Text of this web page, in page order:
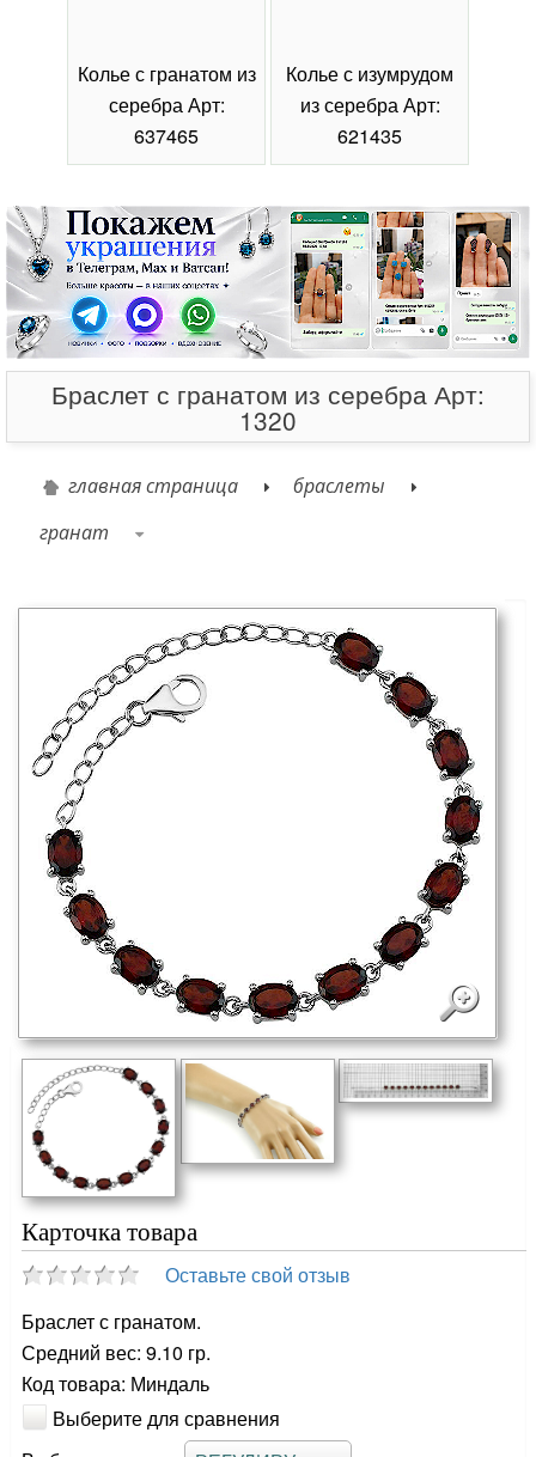
Колье с гранатом из
серебра Арт:
637465
Колье с изумрудом
из серебра Арт:
621435
Браслет с гранатом из серебра Арт:
1320
главная страница
браслеты
гранат
Карточка товара
Оставьте свой отзыв
Браслет с гранатом.
Средний вес: 9.10 гр.
Код товара: Миндаль
Выберите для сравнения